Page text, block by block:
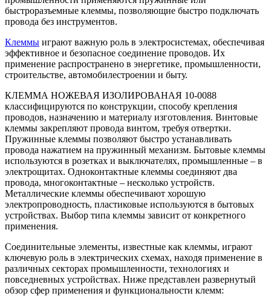
быстроразъемные клеммы, позволяющие быстро подключать
провода без инструментов.
Клеммы играют важную роль в электросистемах, обеспечивая
эффективное и безопасное соединение проводов. Их
применение распространено в энергетике, промышленности,
строительстве, автомобилестроении и быту.
КЛЕММА НОЖЕВАЯ ИЗОЛИРОВАНАЯ 10-0088
классифицируются по конструкции, способу крепления
проводов, назначению и материалу изготовления. Винтовые
клеммы закрепляют провода винтом, требуя отвертки.
Пружинные клеммы позволяют быстро устанавливать
провода нажатием на пружинный механизм. Бытовые клеммы
используются в розетках и выключателях, промышленные – в
электрощитах. Одноконтактные клеммы соединяют два
провода, многоконтактные – несколько устройств.
Металлические клеммы обеспечивают хорошую
электропроводность, пластиковые используются в бытовых
устройствах. Выбор типа клеммы зависит от конкретного
применения.
Соединительные элементы, известные как клеммы, играют
ключевую роль в электрических схемах, находя применение в
различных секторах промышленности, технологиях и
повседневных устройствах. Ниже представлен развернутый
обзор сфер применения и функциональности клемм: